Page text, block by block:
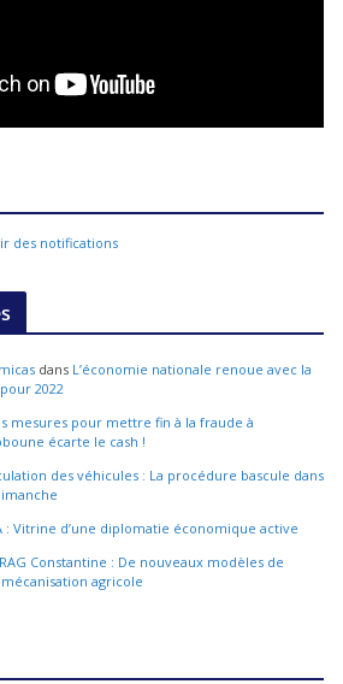
des notifications
dans L’économie nationale renoue avec la
2022
mesures pour mettre fin à la fraude à
écarte le cash !
des véhicules : La procédure bascule dans
: Vitrine d’une diplomatie économique active
Constantine : De nouveaux modèles de
agricole